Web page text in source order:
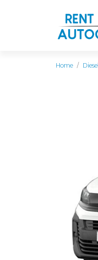
Home Diesel